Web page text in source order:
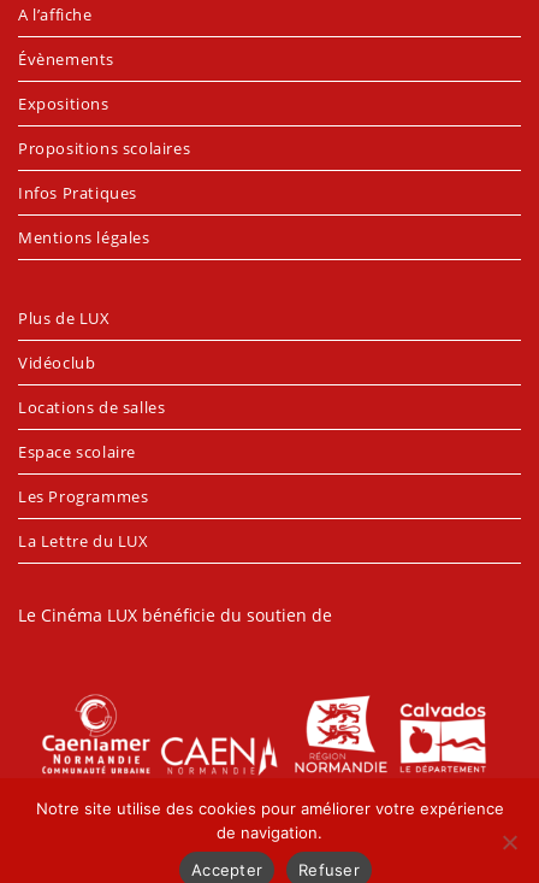
A l’affiche
Évènements
Expositions
Propositions scolaires
Infos Pratiques
Mentions légales
Plus de LUX
Vidéoclub
Locations de salles
Espace scolaire
Les Programmes
La Lettre du LUX
Le Cinéma LUX bénéficie du soutien de
Notre site utilise des cookies pour améliorer votre expérience
de navigation.
Accepter
Refuser